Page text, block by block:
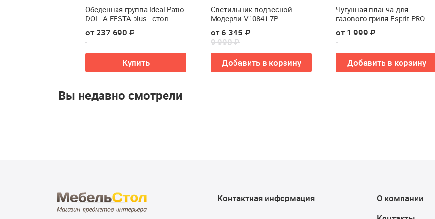
Обеденная группа Ideal Patio
DOLLA FESTA plus - стол
алюминий 180
от 237 690 ₽
Купить
Светильник подвесной
Модерли V10841-7P
Молекул(Светильник
подвесной Moderli V10841-7P
Molecule)
от 6 345 ₽
9 990 ₽
Добавить в корзину
Чугунная планча для
газового гриля Esprit PRO
Черный (Р)
от 1 999 ₽
Добавить в корзину
Вы недавно смотрели
Контактная информация
О компании